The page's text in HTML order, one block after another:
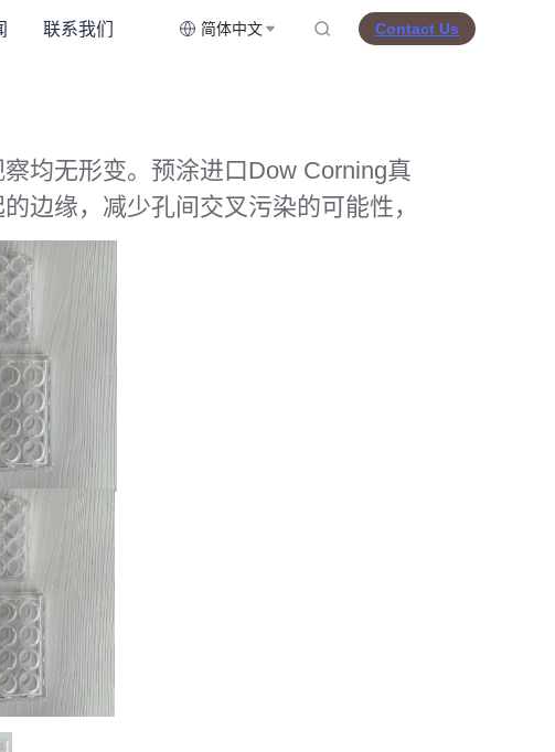
联系我们 简体中文 Contact Us
均无形变。预涂进口Dow Corning真
边缘，减少孔间交叉污染的可能性，